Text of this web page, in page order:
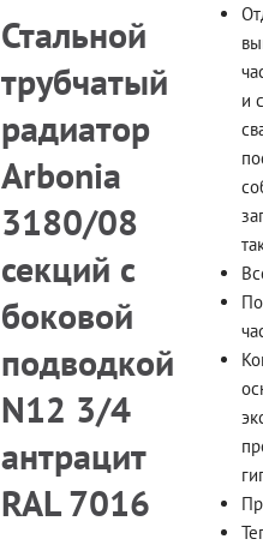
Стальной
трубчатый
радиатор
Arbonia
3180/08
секций с
боковой
подводкой
N12 3/4
антрацит
RAL 7016
и